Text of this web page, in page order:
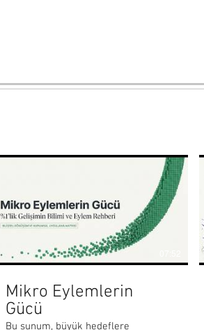
Mikro Eylemlerin
Gücü
Bu sunum, büyük hedeflere